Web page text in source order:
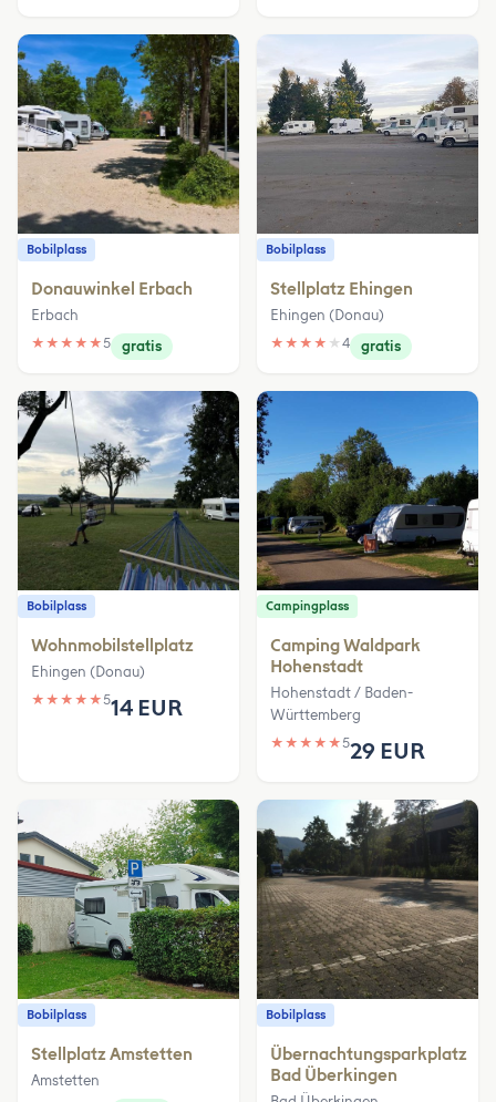
Bobilplass
Donauwinkel Erbach
Erbach
★ ★ ★ ★ ★5 gratis
Bobilplass
Stellplatz Ehingen
Ehingen (Donau)
★ ★ ★ ★ ★ 4 gratis
Bobilplass
Wohnmobilstellplatz
Ehingen (Donau)
★ ★ ★ ★ ★514 EUR
Campingplass
Camping Waldpark
Hohenstadt
Hohenstadt / Baden-
Württemberg
★ ★ ★ ★ ★529 EUR
Bobilplass
Stellplatz Amstetten
Amstetten
Bobilplass
Übernachtungsparkplatz
Bad Überkingen